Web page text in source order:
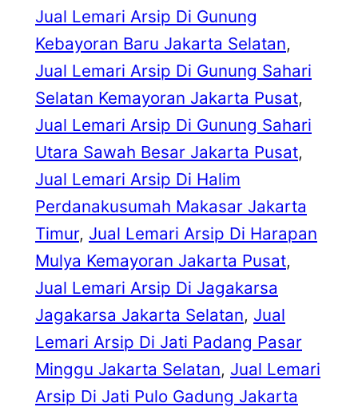
Jual Lemari Arsip Di Gunung
Kebayoran Baru Jakarta Selatan
Jual Lemari Arsip Di Gunung Sahari
Selatan Kemayoran Jakarta Pusat
Jual Lemari Arsip Di Gunung Sahari
Utara Sawah Besar Jakarta Pusat
Jual Lemari Arsip Di Halim
Perdanakusumah Makasar Jakarta
Timur, Jual Lemari Arsip Di Harapan
Mulya Kemayoran Jakarta Pusat
Jual Lemari Arsip Di Jagakarsa
Jagakarsa Jakarta Selatan, Jual
Lemari Arsip Di Jati Padang Pasar
Minggu Jakarta Selatan, Jual Lemari
Arsip Di Jati Pulo Gadung Jakarta